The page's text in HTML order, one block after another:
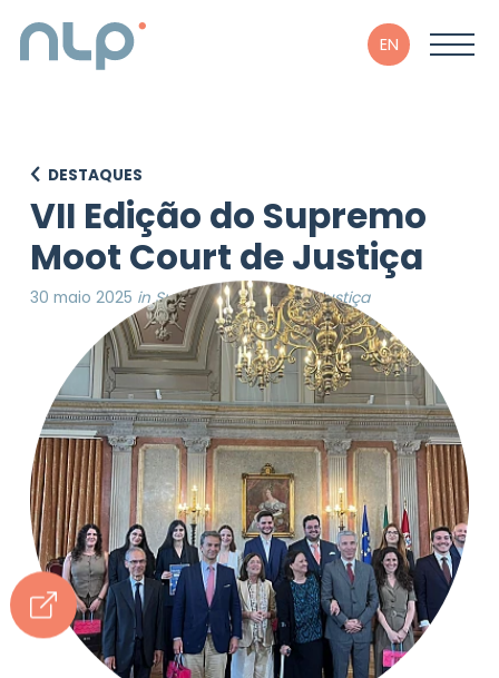
EN
DESTAQUES
VII Edição do Supremo
Moot Court de Justiça
30 maio 2025 in Supremo Tribunal de Justiça